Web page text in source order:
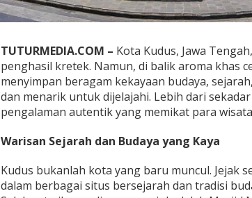
TUTURMEDIA.COM – Kota Kudus, Jawa
penghasil kretek. Namun, di balik aroma khas
menyimpan beragam kekayaan budaya,
dan menarik untuk dijelajahi. Lebih dari
pengalaman autentik yang memikat para
Warisan Sejarah dan Budaya yang Kaya
Kudus bukanlah kota yang baru muncul. Jejak
dalam berbagai situs bersejarah dan tradisi